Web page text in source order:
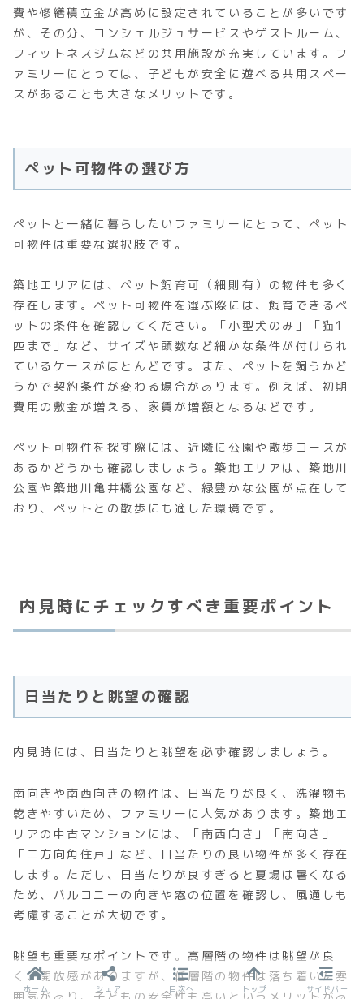
費や修繕積立金が高めに設定されていることが多いです
が、その分、コンシェルジュサービスやゲストルーム、
フィットネスジムなどの共用施設が充実しています。フ
ァミリーにとっては、子どもが安全に遊べる共用スペー
スがあることも大きなメリットです。
ペット可物件の選び方
ペットと一緒に暮らしたいファミリーにとって、ペット
可物件は重要な選択肢です。
築地エリアには、ペット飼育可（細則有）の物件も多く
存在します。ペット可物件を選ぶ際には、飼育できるペ
ットの条件を確認してください。「小型犬のみ」「猫1
匹まで」など、サイズや頭数など細かな条件が付けられ
ているケースがほとんどです。また、ペットを飼うかど
うかで契約条件が変わる場合があります。例えば、初期
費用の敷金が増える、家賃が増額となるなどです。
ペット可物件を探す際には、近隣に公園や散歩コースが
あるかどうかも確認しましょう。築地エリアは、築地川
公園や築地川亀井橋公園など、緑豊かな公園が点在して
おり、ペットとの散歩にも適した環境です。
内見時にチェックすべき重要ポイント
日当たりと眺望の確認
内見時には、日当たりと眺望を必ず確認しましょう。
南向きや南西向きの物件は、日当たりが良く、洗濯物も
乾きやすいため、ファミリーに人気があります。築地エ
リアの中古マンションには、「南西向き」「南向き」
「二方向角住戸」など、日当たりの良い物件が多く存在
します。ただし、日当たりが良すぎると夏場は暑くなる
ため、バルコニーの向きや窓の位置を確認し、風通しも
考慮することが大切です。
眺望も重要なポイントです。高層階の物件は眺望が良
く、開放感がありますが、低層階の物件は落ち着いた雰
ホーム シェア 目次へ トップ サイドバー